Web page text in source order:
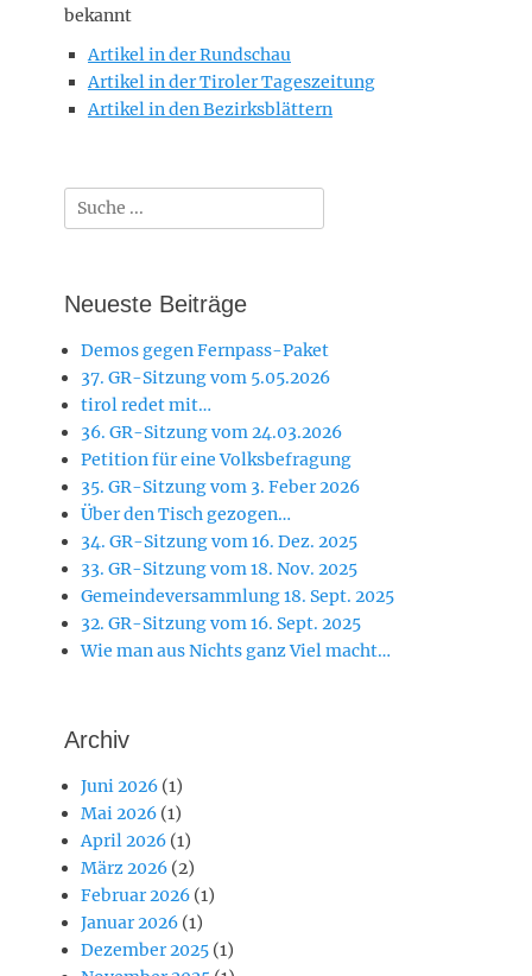
bekannt
Artikel in der Rundschau
Artikel in der TirolerTageszeitung
Artikel in den Bezirksblättern
Suche
nach:
Neueste Beiträge
Demos gegen Fernpass-Paket
37. GR-Sitzung vom 5.05.2026
tirol redet mit…
36. GR-Sitzung vom 24.03.2026
Petition für eine Volksbefragung
35. GR-Sitzung vom 3. Feber 2026
Über den Tisch gezogen…
34. GR-Sitzung vom 16. Dez. 2025
33. GR-Sitzung vom 18. Nov. 2025
Gemeindeversammlung 18. Sept. 2025
32. GR-Sitzung vom 16. Sept. 2025
Wie man aus Nichts ganz Viel macht…
Archiv
Juni 2026 (1)
Mai 2026 (1)
April 2026 (1)
März 2026 (2)
Februar 2026 (1)
Januar 2026 (1)
Dezember 2025 (1)